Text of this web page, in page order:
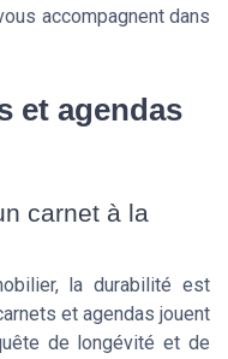
accompagnent dans
et agendas
carnet à la
la durabilité est
et agendas jouent
de longévité et de